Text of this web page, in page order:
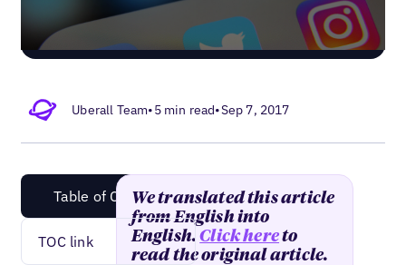
Uberall Team•5 min read•Sep 7, 2017
Table of Content
TOC link
We translated this article
from English into
English.Click hereto
read the original article.